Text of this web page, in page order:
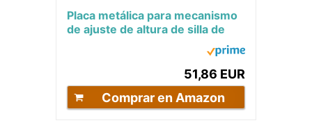
Placa metálica para mecanismo
de ajuste de altura de silla de
51,86 EUR
Comprar en Amazon